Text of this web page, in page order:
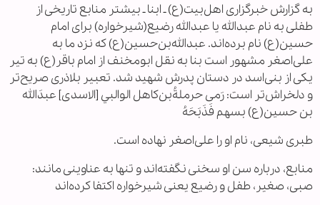
به گزارش خبرگزاری اهل‌بیت(ع) ـ ابنا ـ بیشتر منابع تاریخی از
طفلی به نام عبدالله یا عبدالله رضیع(شيرخواره) برای امام
حسین(ع) نام برده‌اند. عبدالله‌بن‌حسین(ع) که نزد ما به
علی‌اصغر مشهور است بنا به نقل ابومخنف از امام باقر(ع) به تیر
یکی از بنی‌اسد در دستان پدرش شهید شد. تعبیر بلاذری صریح‌تر
و دلخراش‌تر است: رَمى حرملةُ‌بن‌كاهل الوالبي [الاسدی] عبدَالله
بن حسين(ع) بسهم فَذَبَحَهُ‏
طبری شیعی، نام او را علی‌اصغر نهاده است.
منابع، درباره سن او سخنی نگفته‌اند و تنها به عناوینی مانند:
صبی، صغیر، طفل و رضیع یعنی شيرخواره اکتفا کرده‌اند